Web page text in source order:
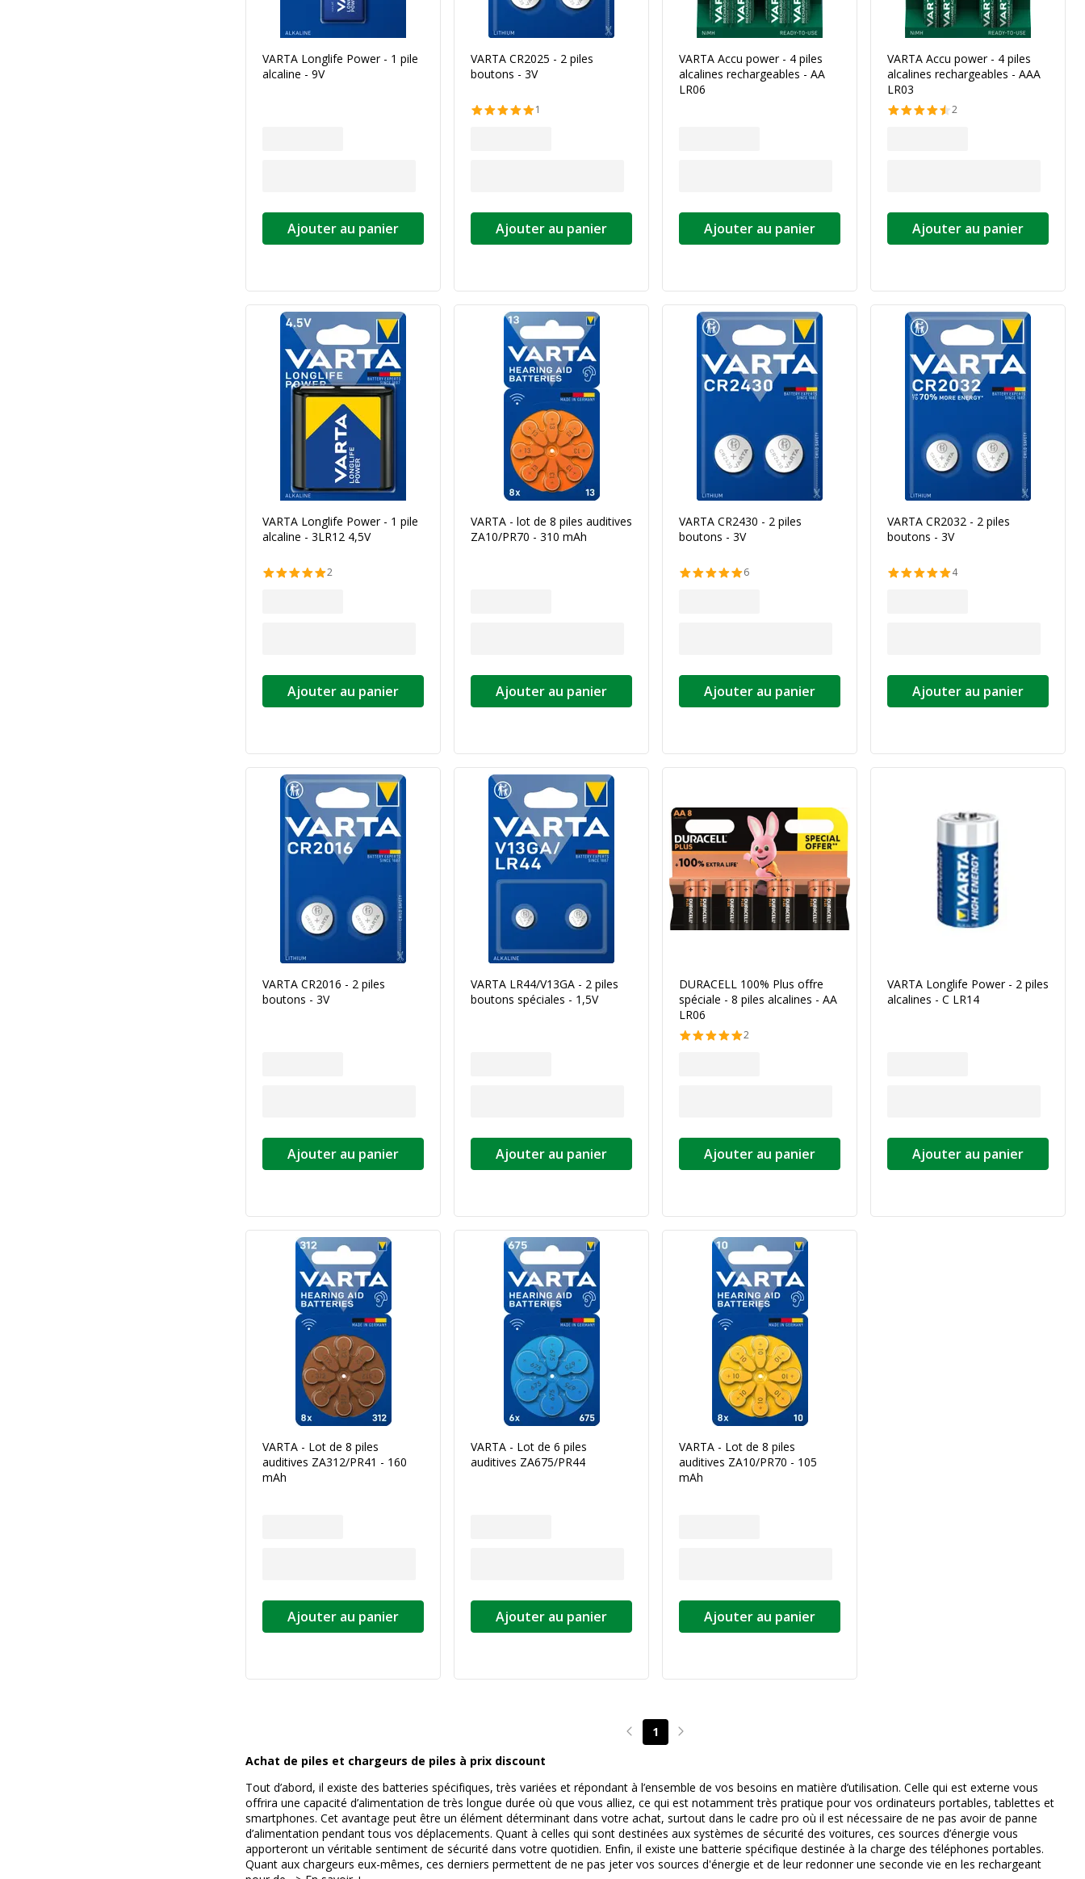
VARTA Longlife Power - 1 pile
alcaline - 9V
Ajouter au panier
VARTA CR2025 - 2 piles
boutons - 3V
1
Ajouter au panier
VARTA Accu power - 4 piles
alcalines rechargeables - AA
LR06
Ajouter au panier
VARTA Accu power - 4 piles
alcalines rechargeables - AAA
LR03
2
Ajouter au panier
VARTA Longlife Power - 1 pile
alcaline - 3LR12 4,5V
2
Ajouter au panier
VARTA - lot de 8 piles auditives
ZA10/PR70 - 310 mAh
Ajouter au panier
VARTA CR2430 - 2 piles
boutons - 3V
6
Ajouter au panier
VARTA CR2032 - 2 piles
boutons - 3V
4
Ajouter au panier
VARTA CR2016 - 2 piles
boutons - 3V
Ajouter au panier
VARTA LR44/V13GA - 2 piles
boutons spéciales - 1,5V
Ajouter au panier
DURACELL 100% Plus offre
spéciale - 8 piles alcalines - AA
LR06
2
Ajouter au panier
VARTA Longlife Power - 2 piles
alcalines - C LR14
Ajouter au panier
VARTA - Lot de 8 piles
auditives ZA312/PR41 - 160
mAh
Ajouter au panier
VARTA - Lot de 6 piles
auditives ZA675/PR44
Ajouter au panier
VARTA - Lot de 8 piles
auditives ZA10/PR70 - 105
mAh
Ajouter au panier
Page précédente
1
Page suivante
Achat de piles et chargeurs de piles à prix discount
Tout d’abord, il existe des batteries spécifiques, très variées et répondant à l’ensemble de vos besoins en matière d’utilisation. Celle qui est externe vous
offrira une capacité d’alimentation de très longue durée où que vous alliez, ce qui est notamment très pratique pour vos ordinateurs portables, tablettes et
smartphones. Cet avantage peut être un élément déterminant dans votre achat, surtout dans le cadre pro où il est nécessaire de ne pas avoir de panne
d’alimentation pendant tous vos déplacements. Quant à celles qui sont destinées aux systèmes de sécurité des voitures, ces sources d’énergie vous
apporteront un véritable sentiment de sécurité dans votre quotidien. Enfin, il existe une batterie spécifique destinée à la charge des téléphones portables.
Quant aux chargeurs eux-mêmes, ces derniers permettent de ne pas jeter vos sources d'énergie et de leur redonner une seconde vie en les rechargeant